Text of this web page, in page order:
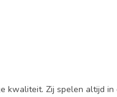
kwaliteit. Zij spelen altijd in